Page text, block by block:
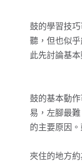
鼓的學習技
聽，但也似
此先討論基
鼓的基本動
易，左腳最
的主要原因
夾住的地方